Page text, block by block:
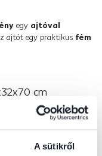
A sütikről
egy ajtóval
ajtót egy praktikus fém
cm